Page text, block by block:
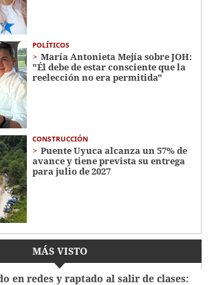
POLÍTICOS
María Antonieta Mejía sobre JOH:
"Él debe de estar consciente que la
reelección no era permitida"
CONSTRUCCIÓN
Puente Uyuca alcanza un 57% de
avance y tiene prevista su entrega
para julio de 2027
MÁS VISTO
en redes y raptado al salir de clases: